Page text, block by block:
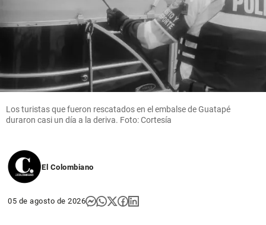
Los turistas que fueron rescatados en el embalse de Guatapé
duraron casi un día a la deriva. Foto: Cortesía
El Colombiano
05 de agosto de 2026